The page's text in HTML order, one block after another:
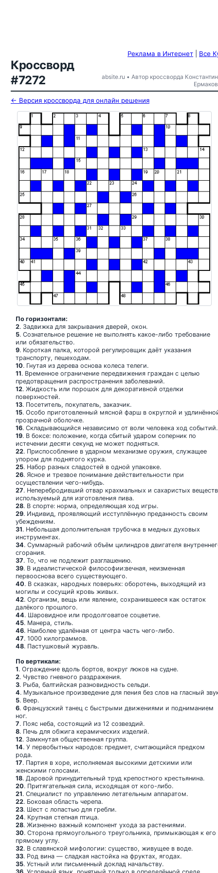
Реклама в Интернет Все
Кроссворд
#7272
absite.ru • Автор кроссворда Константин
Ермаков
← Версия кроссворда для онлайн решения
По горизонтали:
2. Задвижка для закрывания дверей, окон.
5. Сознательное решение не выполнять какое-либо требование
или обязательство.
9. Короткая палка, которой регулировщик даёт указания
транспорту, пешеходам.
10. Гнутая из дерева основа колеса телеги.
11. Временное ограничение передвижения граждан с целью
предотвращения распространения заболеваний.
12. Жидкость или порошок для декоративной отделки
поверхностей.
13. Посетитель, покупатель, заказчик.
15. Особо приготовленный мясной фарш в округлой и
прозрачной оболочке.
16. Складывающийся независимо от воли человека ход событий.
19. В боксе: положение, когда сбитый ударом соперник по
истечении десяти секунд не может подняться.
22. Приспособление в ударном механизме оружия, служащее
упором для поднятого курка.
25. Набор разных сладостей в одной упаковке.
26. Ясное и трезвое понимание действительности при
осуществлении чего-нибудь.
27. Неперебродивший отвар крахмальных и сахаристых
используемый для изготовления пива.
28. В спорте: норма, определяющая ход игры.
29. Индивид, проявляющий исступлённую преданность своим
убеждениям.
31. Небольшая дополнительная трубочка в медных духовых
инструментах.
34. Суммарный рабочий объём цилиндров двигателя
сгорания.
37. То, что не подлежит разглашению.
39. В идеалистической философии:вечная, неизменная
первооснова всего существующего.
40. В сказках, народных поверьях: оборотень, выходящий из
могилы и сосущий кровь живых.
42. Организм, вещь или явление, сохранившееся как остаток
далёкого прошлого.
44. Шаровидное или продолговатое соцветие.
45. Манера, стиль.
46. Наиболее удалённая от центра часть чего-либо.
47. 1000 килограммов.
48. Пастушковый журавль.
По вертикали:
1. Ограждение вдоль бортов, вокруг люков на судне.
2. Чувство гневного раздражения.
3. Рыба, балтийская разновидность сельди.
4. Музыкальное произведение для пения без слов на гласный
5. Веер.
6. Французский танец с быстрыми движениями и подниманием
ног.
7. Пояс неба, состоящий из 12 созвездий.
8. Печь для обжига керамических изделий.
12. Замкнутая общественная группа.
14. У первобытных народов: предмет, считающийся предком
рода.
17. Партия в хоре, исполняемая высокими детскими или
женскими голосами.
18. Даровой принудительный труд крепостного крестьянина.
20. Притягательная сила, исходящая от кого-либо.
21. Специалист по управлению летательным аппаратом.
22. Боковая область черепа.
23. Шест с лопастью для гребли.
24. Крупная степная птица.
28. Жизненно важный компонент ухода за растениями.
30. Сторона прямоугольного треугольника, примыкающая к его
прямому углу.
32. В славянской мифологии: существо, живущее в воде.
33. Род вина — сладкая настойка на фруктах, ягодах.
35. Устный или письменный доклад начальству.